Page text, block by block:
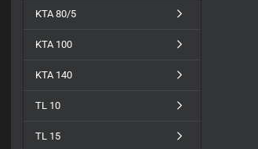
KTA 80/5
KTA 100
KTA 140
TL 10
TL 15